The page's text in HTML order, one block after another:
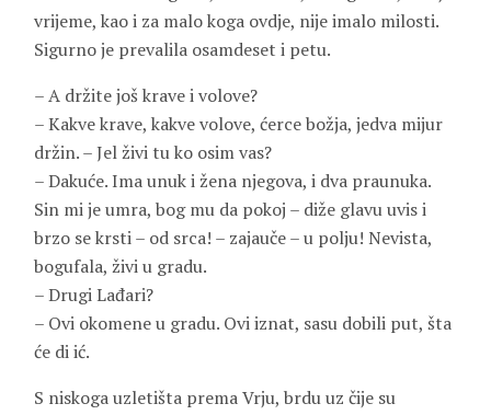
vrijeme, kao i za malo koga ovdje, nije imalo milosti.
Sigurno je prevalila osamdeset i petu.
– A držite još krave i volove?
– Kakve krave, kakve volove, ćerce božja, jedva mijur
držin. – Jel živi tu ko osim vas?
– Dakuće. Ima unuk i žena njegova, i dva praunuka.
Sin mije umra, bog mu da pokoj – diže glavu uvis i
brzo se krsti – od srca! – zajauče – u polju! Nevista,
bogufala, živi u gradu.
– Drugi Lađari?
– Ovi okomene u gradu. Ovi iznat, sasu dobili put, šta
će di ić.
S niskoga uzletišta prema Vrju, brdu uz čije su